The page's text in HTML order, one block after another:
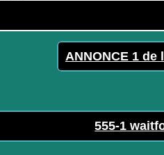
ANNONCE 1
555-1